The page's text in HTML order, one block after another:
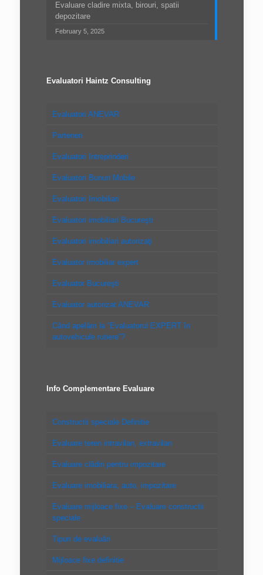
Evaluare cladire mixta, birouri, spatii
depozitare
February 5, 2025
Evaluatori Haintz Consulting
Evaluatori ANEVAR
Parteneri
Evaluatori Intreprinderi
Evaluatori Bunuri Mobile
Evaluatori Imobiliari
Evaluatori imobiliari Bucureşti
Evaluatori imobiliari autorizaţi
Evaluator imobiliar expert
Evaluator Bucureşti
Evaluator autorizat ANEVAR
Când apelăm la “Evaluatorul EXPERT în
autovehicule rutiere”?
Info Complementare Evaluare
Constructii speciale Definitie
Evaluare teren intravilan, extravilan
Evaluare clădiri pentru impozitare
Evaluare imobiliara, auto, impozitare
Evaluare mijloace fixe – Evaluare constructii
speciale
Tipuri de evaluări
Mijloace fixe definitie